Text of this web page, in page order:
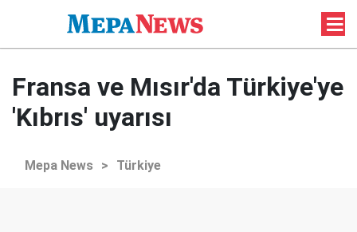
Fransa ve Mısır'da Türkiye'ye
'Kıbrıs' uyarısı
Mepa News > Türkiye